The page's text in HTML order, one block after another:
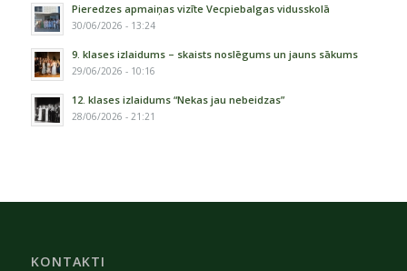
Pieredzes apmaiņas vizīte Vecpiebalgas vidusskolā
30/06/2026 - 13:24
9. klases izlaidums – skaists noslēgums un jauns sākums
29/06/2026 - 10:16
12. klases izlaidums “Nekas jau nebeidzas”
28/06/2026 - 21:21
KONTAKTI